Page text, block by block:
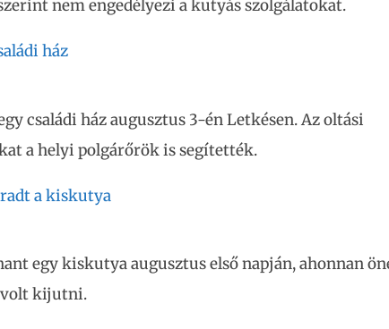
nem engedélyezi a kutyás szolgálatokat.
ház
családi ház augusztus 3-én Letkésen. Az oltási
a helyi polgárőrök is segítették.
a kiskutya
egy kiskutya augusztus első napján, ahonnan
volt kijutni.